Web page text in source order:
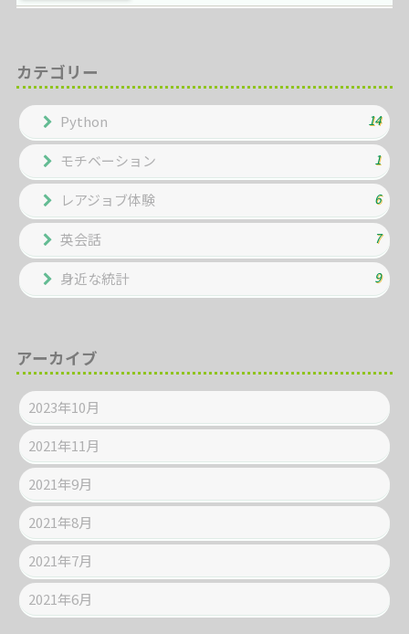
カテゴリー
Python 14
モチベーション 1
レアジョブ体験 6
英会話 7
身近な統計 9
アーカイブ
2023年10月
2021年11月
2021年9月
2021年8月
2021年7月
2021年6月